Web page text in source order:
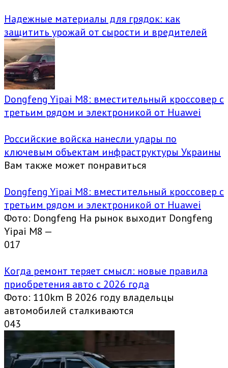
Надежные материалы для грядок: как
защитить урожай от сырости и вредителей
Dongfeng Yipai M8: вместительный кроссовер с
третьим рядом и электроникой от Huawei
Российские войска нанесли удары по
ключевым объектам инфраструктуры Украины
Вам также может понравиться
Dongfeng Yipai M8: вместительный кроссовер с
третьим рядом и электроникой от Huawei
Фото: Dongfeng На рынок выходит Dongfeng
Yipai M8 —
017
Когда ремонт теряет смысл: новые правила
приобретения авто с 2026 года
Фото: 110km В 2026 году владельцы
автомобилей сталкиваются
043